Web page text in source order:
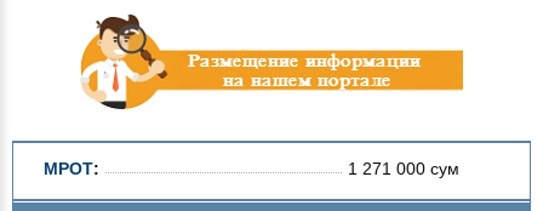
МРОТ: 1 271 000 сум